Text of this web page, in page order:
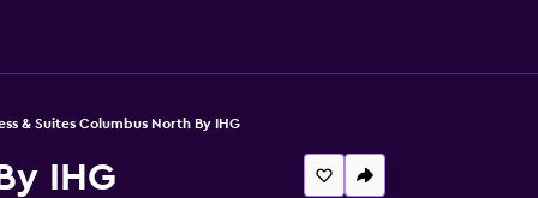
& Suites Columbus North By IHG
IHG